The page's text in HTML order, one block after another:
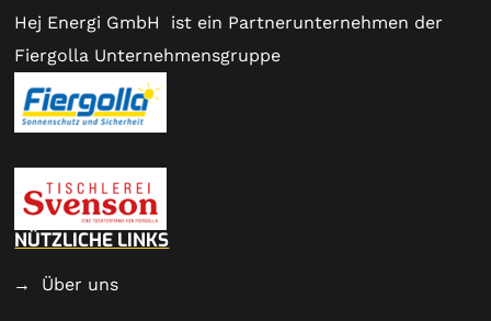
Hej Energi GmbH ist ein Partnerunternehmen der
Fiergolla Unternehmensgruppe
NÜTZLICHE LINKS
Über uns